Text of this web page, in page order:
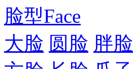
脸型Face
大脸 圆脸 胖脸